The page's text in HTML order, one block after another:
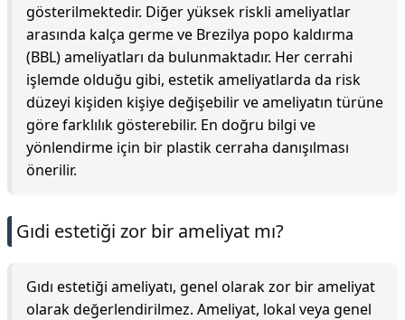
gösterilmektedir. Diğer yüksek riskli ameliyatlar
arasında kalça germe ve Brezilya popo kaldırma
(BBL) ameliyatları da bulunmaktadır. Her cerrahi
işlemde olduğu gibi, estetik ameliyatlarda da risk
düzeyi kişiden kişiye değişebilir ve ameliyatın türüne
göre farklılık gösterebilir. En doğru bilgi ve
yönlendirme için bir plastik cerraha danışılması
önerilir.
Gıdi estetiği zor bir ameliyat mı?
Gıdı estetiği ameliyatı, genel olarak zor bir ameliyat
olarak değerlendirilmez. Ameliyat, lokal veya genel